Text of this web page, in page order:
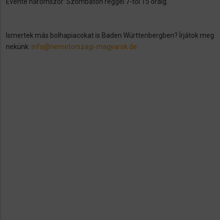
Évente háromszor: Szombaton reggel 7-től 15 óráig.
Ismertek más bolhapiacokat is Baden Württenbergben? Írjátok meg
nekünk: info@nemetorszagi-magyarok.de